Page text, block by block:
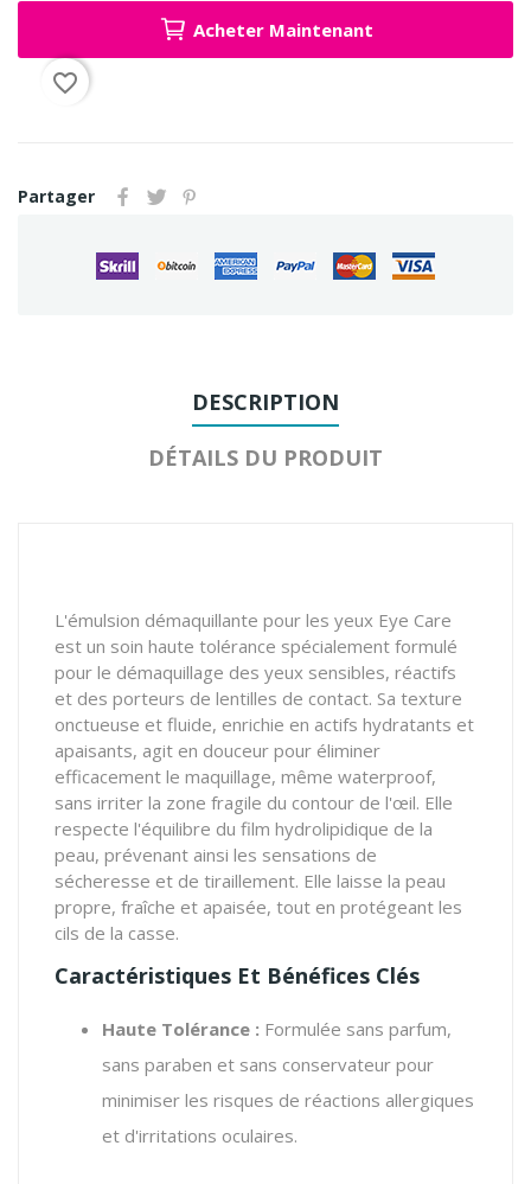
Acheter Maintenant
favorite_border
Partager
DESCRIPTION
DÉTAILS DU PRODUIT
L'émulsion démaquillante pour les yeux Eye Care
est un soin haute tolérance spécialement formulé
pour le démaquillage des yeux sensibles, réactifs
et des porteurs de lentilles de contact. Sa texture
onctueuse et fluide, enrichie en actifs hydratants et
apaisants, agit en douceur pour éliminer
efficacement le maquillage, même waterproof,
sans irriter la zone fragile du contour de l'œil. Elle
respecte l'équilibre du film hydrolipidique de la
peau, prévenant ainsi les sensations de
sécheresse et de tiraillement. Elle laisse la peau
propre, fraîche et apaisée, tout en protégeant les
cils de la casse.
Caractéristiques Et Bénéfices Clés
Haute Tolérance : Formulée sans parfum,
sans paraben et sans conservateur pour
minimiser les risques de réactions allergiques
et d'irritations oculaires.